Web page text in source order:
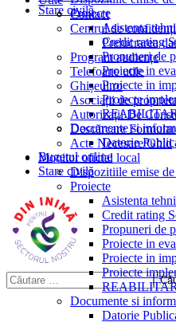
Stare civilă
Proiecte
Asistenta
Credit rating
Propuneri de
Proiecte in
Proiecte in
Proiecte
Documente si
Datorie
Bugetul online
Stare civilă
Contact
Centrul de
Prelucrarea
Program audiențe
Telefoane utile
Ghișeul.ro
Asociații de
Autorizații De
Descărcare
Acte Necesare/Ghid
Monitor oficial local
Dispozitiile emise
Proiecte
Asistenta
Credit rating
Propuneri de
Proiecte in
Proiecte in
Proiecte
Documente si
Datorie